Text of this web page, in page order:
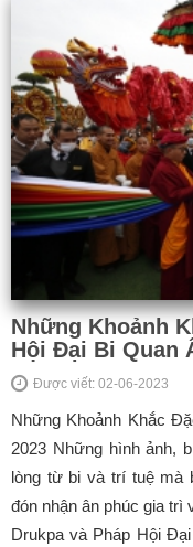
Những Khoảnh
Hội Đại Bi Quan
Được viết: 02-06-2023
Những Khoảnh Khắc
2023 Những hình ảnh,
lòng từ bi và trí tuệ mà
đón nhận ân phúc gia
Drukpa và Pháp Hội